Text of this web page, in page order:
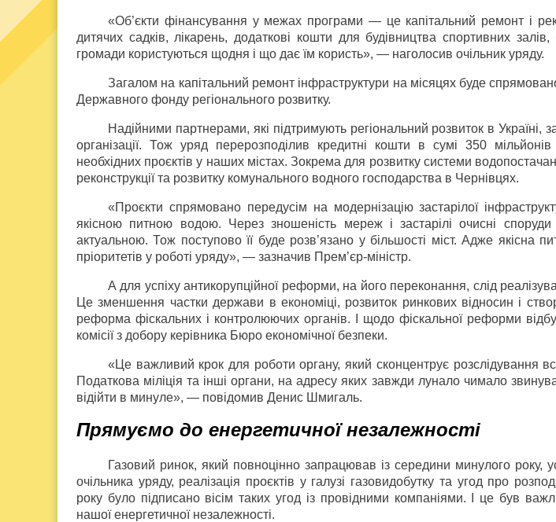
«Об’єкти фінансування у межах програми — це капітальний ремонт і
дитячих садків, лікарень, додаткові кошти для будівництва спортивних
громади користуються щодня і що дає їм користь», — наголосив очільник уряду.
Загалом на капітальний ремонт інфраструктури на місяцях буде
Державного фонду регіонального розвитку.
Надійними партнерами, які підтримують регіональний розвиток в Україні,
організації. Тож уряд перерозподілив кредитні кошти в сумі 350
необхідних проєктів у наших містах. Зокрема для розвитку системи
реконструкції та розвитку комунального водного господарства в Чернівцях.
«Проєкти спрямовано передусім на модернізацію застарілої
якісною питною водою. Через зношеність мереж і застарілі очисні
актуальною. Тож поступово її буде розв’язано у більшості міст. Адже якісна
пріоритетів у роботі уряду», — зазначив Прем’єр-міністр.
А для успіху антикорупційної реформи, на його переконання, слід
Це зменшення частки держави в економіці, розвиток ринкових відносин і
реформа фіскальних і контролюючих органів. І щодо фіскальної реформи
комісії з добору керівника Бюро економічної безпеки.
«Це важливий крок для роботи органу, який сконцентрує розслідування
Податкова міліція та інші органи, на адресу яких завжди лунало чимало
відійти в минуле», — повідомив Денис Шмигаль.
Прямуємо до енергетичної незалежності
Газовий ринок, який повноцінно запрацював із середини минулого року,
очільника уряду, реалізація проєктів у галузі газовидобутку та угод про
року було підписано вісім таких угод із провідними компаніями. І це був
нашої енергетичної незалежності.